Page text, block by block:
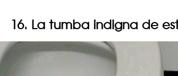
16. La tumba indigna de